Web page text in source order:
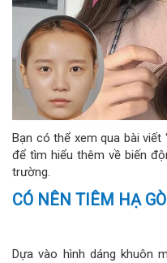
Bạn có thể xem qua bài viết
để tìm hiểu thêm về biến
trường.
CÓ NÊN TIÊM HẠ
Dựa vào hình dáng khuôn